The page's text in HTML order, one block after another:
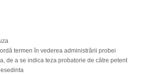
termen în vederea administrării probei
de a se indica teza probatorie de către petent